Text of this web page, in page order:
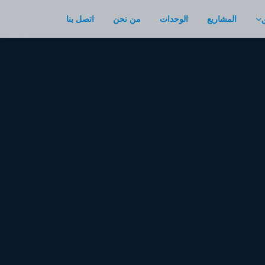
المشاريع الوحدات من نحن اتصل بنا